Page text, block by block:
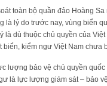
toàn bộ quần đảo Hoàng
là lý do trước nay, vùng biển
là dù thuộc chủ quyền của
biển, kiểm ngư Việt Nam chưa
lượng bảo vệ chủ quyền
là lực lượng giám sát – bảo